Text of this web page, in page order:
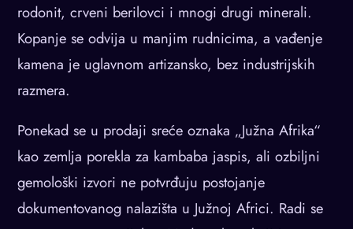
rodonit, crveni berilovci i mnogi drugi minerali.
Kopanje se odvija u manjim rudnicima, a vađenje
kamena je uglavnom artizansko, bez industrijskih
razmera.
Ponekad se u prodaji sreće oznaka „Južna Afrika“
kao zemlja porekla za kambaba jaspis, ali ozbiljni
gemološki izvori ne potvrđuju postojanje
dokumentovanog nalazišta u Južnoj Africi. Radi se